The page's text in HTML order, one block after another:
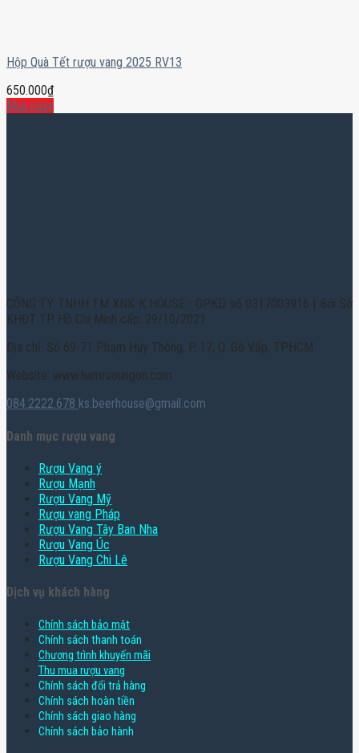
Hộp Quà Tết rượu vang 2025 RV13
650.000₫
Mua ngay
CÔNG TY TNHH TM XNK K HOUSE - GPKD số 0317003916 | Bởi Sở
KHĐT TP. Hồ Chí Minh cấp: 29/10/2021
Địa chỉ: Số 69-71 Phạm Huy Thông, P. 17, Q. Gò Vấp, TPHCM
Website: www.hamruoungon.com
084.2222.678 ks.beerhouse@gmail.com
Danh mục rượu vang
Rượu Vang ý
Rượu Mạnh
Rượu Vang Mỹ
Rượu vang Pháp
Rượu Vang Tây Ban Nha
Rượu Vang Úc
Rượu Vang Chi Lê
Dịch vụ khách hàng
Chính sách bảo mật
Chính sách thanh toán
Chương trình khuyến mãi
Thu mua rượu vang
Chính sách đổi trả hàng
Chính sách hoàn tiền
Chính sách giao hàng
Chính sách bảo hành